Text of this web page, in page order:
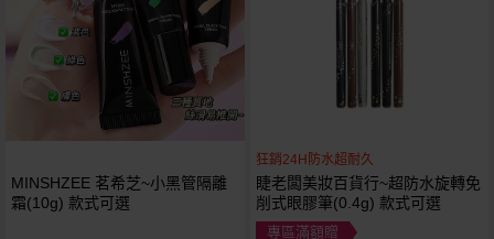
MINSHZEE 茗希芝~小黑管隔離
霜(10g) 款式可選
狂銷24H防水超耐久
睫老闆美妝百貨行~超防水旋轉免
削式眼膠筆(0.4g) 款式可選
專區滿額贈